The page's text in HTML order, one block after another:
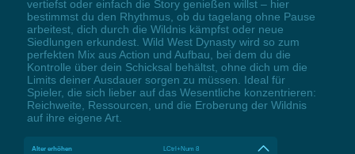
vertiefst oder einfach die Story genießen willst – hier
bestimmst du den Rhythmus, ob du tagelang ohne Pause
arbeitest, dich durch die Wildnis kämpfst oder neue
Siedlungen erkundest. Wild West Dynasty wird so zum
perfekten Mix aus Action und Aufbau, bei dem du die
Kontrolle über dein Schicksal behältst, ohne dich um die
Limits deiner Ausdauer sorgen zu müssen. Ideal für
Spieler, die sich lieber auf das Wesentliche konzentrieren:
Reichweite, Ressourcen, und die Eroberung der Wildnis
auf ihre eigene Art.
Alter erhöhen LCtrl+Num 8